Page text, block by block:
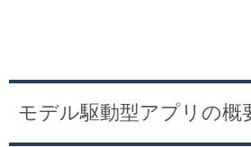
モデル駆動型アプリの概